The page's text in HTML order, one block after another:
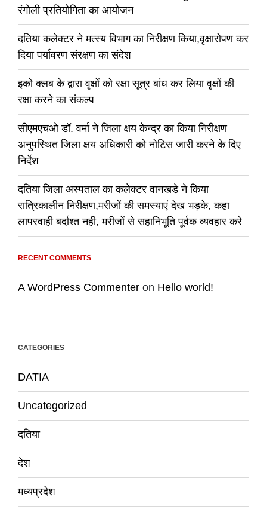
रंगोली प्रतियोगिता का आयोजन
दतिया कलेक्टर ने मत्स्य विभाग का निरीक्षण किया,वृक्षारोपण कर
दिया पर्यावरण संरक्षण का संदेश
इको क्लब के द्वारा वृक्षों को रक्षा सूत्र बांध कर लिया वृक्षों की
रक्षा करने का संकल्प
सीएमएचओ डॉ. वर्मा ने जिला क्षय केन्द्र का किया निरीक्षण
अनुपस्थित जिला क्षय अधिकारी को नोटिस जारी करने के दिए
निर्देश
दतिया जिला अस्पताल का कलेक्टर वानखडे ने किया
रात्रिकालीन निरीक्षण,मरीजों की समस्याएं देख भड़के, कहा
लापरवाही बर्दाश्त नही, मरीजों से सहानिभूति पूर्वक व्यवहार करे
RECENT COMMENTS
A WordPress Commenter on Hello world!
CATEGORIES
DATIA
Uncategorized
दतिया
देश
मध्यप्रदेश